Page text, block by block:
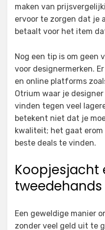
maken van
ervoor te zorgen dat je
betaalt voor het item
Nog een tip is om geen
voor designermerken.
en online platforms
Otrium waar je
vinden tegen veel
betekent niet dat je
kwaliteit; het gaat
beste deals te vinden.
Koopjesjacht
Een geweldige manier
zonder veel geld uit te